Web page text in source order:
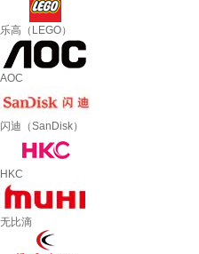
乐高（LEGO）
AOC
闪迪（SanDisk）
HKC
无比滴